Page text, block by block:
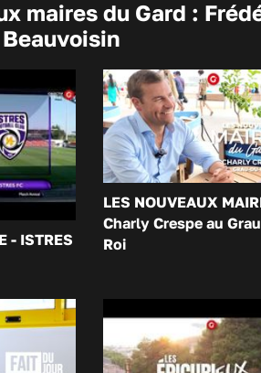
maires du Gard :
- ISTRES
LES NOUVEAUX
Charly Crespe au
Roi